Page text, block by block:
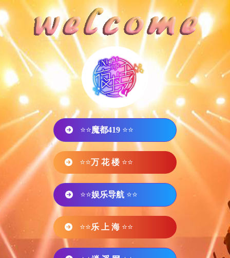
⭐⭐魔都419 ⭐⭐
⭐⭐万 花 楼 ⭐⭐
⭐⭐娱乐导航 ⭐⭐
⭐⭐乐 上 海 ⭐⭐